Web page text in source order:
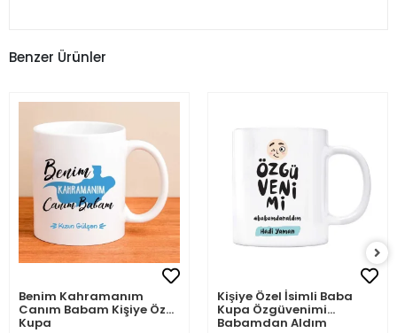
Benzer Ürünler
Benim Kahramanım
Canım Babam Kişiye Özel
Kupa
Kişiye Özel İsimli Baba
Kupa Özgüvenimi
Babamdan Aldım